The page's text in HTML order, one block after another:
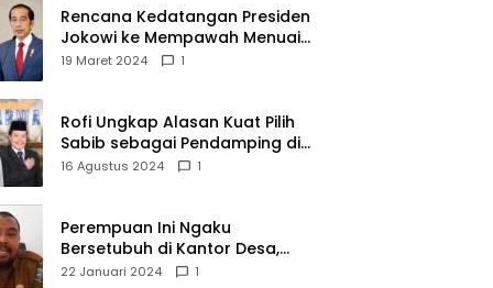
Rencana Kedatangan Presiden
Jokowi ke Mempawah Menuai
Pro Kontra, Apa Sebabnya?
19 Maret 2024 1
Rofi Ungkap Alasan Kuat Pilih
Sabib sebagai Pendamping di
Pilkada Sambas
16 Agustus 2024 1
Perempuan Ini Ngaku
Bersetubuh di Kantor Desa,
Kades Pasir Panjang
22 Januari 2024 1